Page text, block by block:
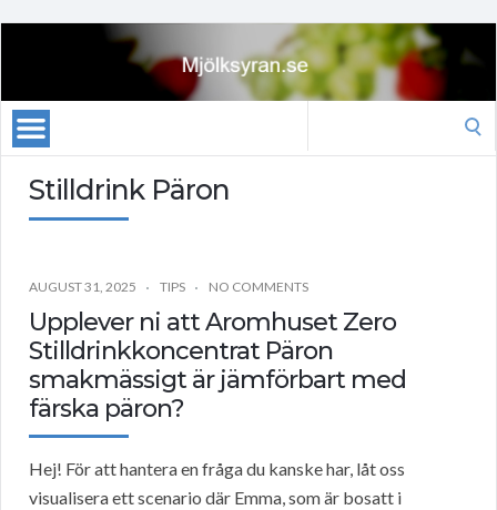
Stilldrink Päron
AUGUST 31, 2025 TIPS NO COMMENTS
Upplever ni att Aromhuset Zero
Stilldrinkkoncentrat Päron
smakmässigt är jämförbart med
färska päron?
Hej! För att hantera en fråga du kanske har, låt oss
visualisera ett scenario där Emma, som är bosatt i